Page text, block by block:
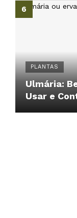
PLANTAS
Ulmária:
Usar e